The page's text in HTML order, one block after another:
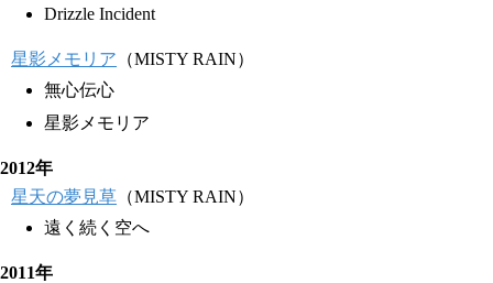
Drizzle Incident
星影メモリア （MISTY RAIN）
無心伝心
星影メモリア
2012年
星天の夢見草 （MISTY RAIN）
遠く続く空へ
2011年